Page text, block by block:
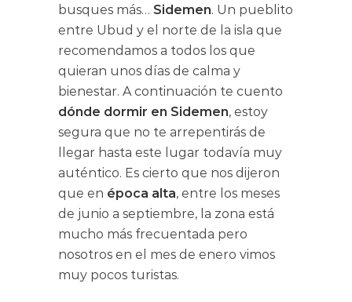
busques más… Sidemen. Un pueblito
entre Ubud y el norte de la isla que
recomendamos a todos los que
quieran unos días de calma y
bienestar. A continuación te cuento
dónde dormir en Sidemen, estoy
segura que no te arrepentirás de
llegar hasta este lugar todavía muy
auténtico. Es cierto que nos dijeron
que en época alta, entre los meses
de junio a septiembre, la zona está
mucho más frecuentada pero
nosotros en el mes de enero vimos
muy pocos turistas.